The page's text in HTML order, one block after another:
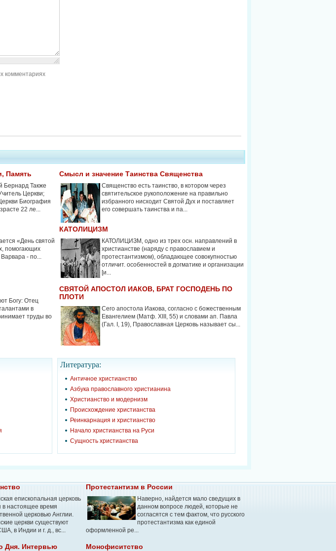
комментариях
Память
Бернард Также
Церкви;
Биография
22 ле...
Смысл и значение Таинства Священства
Священство есть таинство, в котором через
святительское рукоположение на правильно
избранного нисходит Святой Дух и поставляет
его совершать таинства и па...
«День святой
помогающих
- по...
КАТОЛИЦИЗМ
КАТОЛИЦИЗМ, одно из трех осн. направлений в
христианстве (наряду с православием и
протестантизмом), обладающее совокупностью
отличит. особенностей в догматике и организации
[и...
Богу: Отец
в
труды во
СВЯТОЙ АПОСТОЛ ИАКОВ, БРАТ ГОСПОДЕНЬ ПО
ПЛОТИ
Сего апостола Иакова, согласно с божественным
Евангелием (Матф. XIII, 55) и словами ап. Павла
(Гал. I, 19), Православная Церковь называет сы...
Литература:
Античное христианство
Азбука православного христианина
Христианство и модернизм
Происхождение христианства
Реинкарнация и христианство
Начало христианства на Руси
Сущность христианства
епископальная церковь
в настоящее время
церковью Англии.
церкви существуют
в Индии и г. д., вс...
Протестантизм в России
Наверно, найдется мало сведущих в
данном вопросе людей, которые не
согласятся с тем фактом, что русского
протестантизма как единой
оформленной ре...
Дня. Интервью Монофиситство